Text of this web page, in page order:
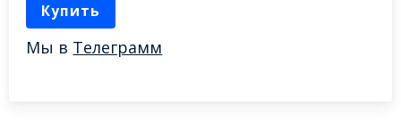
Купить
Мы в Телеграмм